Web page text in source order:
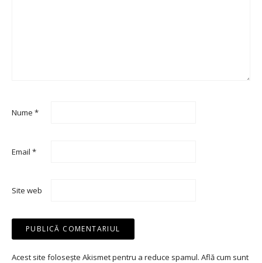
Nume *
Email *
Site web
Acest site folosește Akismet pentru a reduce spamul. Află cum sunt